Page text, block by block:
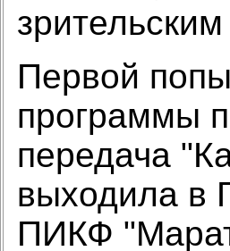
Первой
программы
передача
выходила в
ПИКФ